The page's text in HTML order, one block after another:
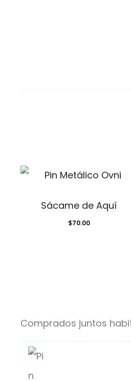
Sácame de Aquí
$70.00
Comprados juntos